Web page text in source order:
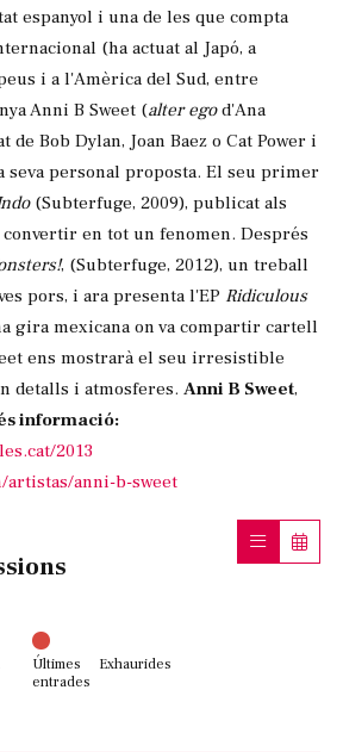
espanyol i una de les que compta
(ha actuat al Japó, a
i a l'Amèrica del Sud, entre
Anni B Sweet (alter egod'Ana
Bob Dylan, Joan Baez o Cat Power i
seva personal proposta. El seu primer
(Subterfuge, 2009), publicat als
en tot un fenomen. Després
, (Subterfuge, 2012), un treball
pors, i ara presenta l'EP Ridiculous
gira mexicana on va compartir cartell
ens mostrarà el seu irresistible
detalls i atmosferes. Anni B Sweet,
informació:
2013
artistas/anni-b-sweet
Últimes
entrades
Exhaurides